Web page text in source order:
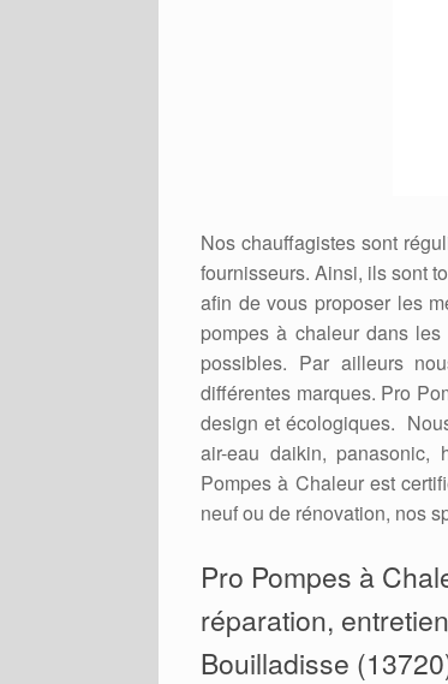
Nos chauffagistes sont
fournisseurs. Ainsi, ils sont
afin de vous proposer les
pompes à chaleur dans
possibles. Par ailleurs
différentes marques. Pro
design et écologiques.
air-eau daikin,
Pompes à Chaleur est
neuf ou de rénovation, nos
Pro Pompes à
réparation,
Bouilladisse